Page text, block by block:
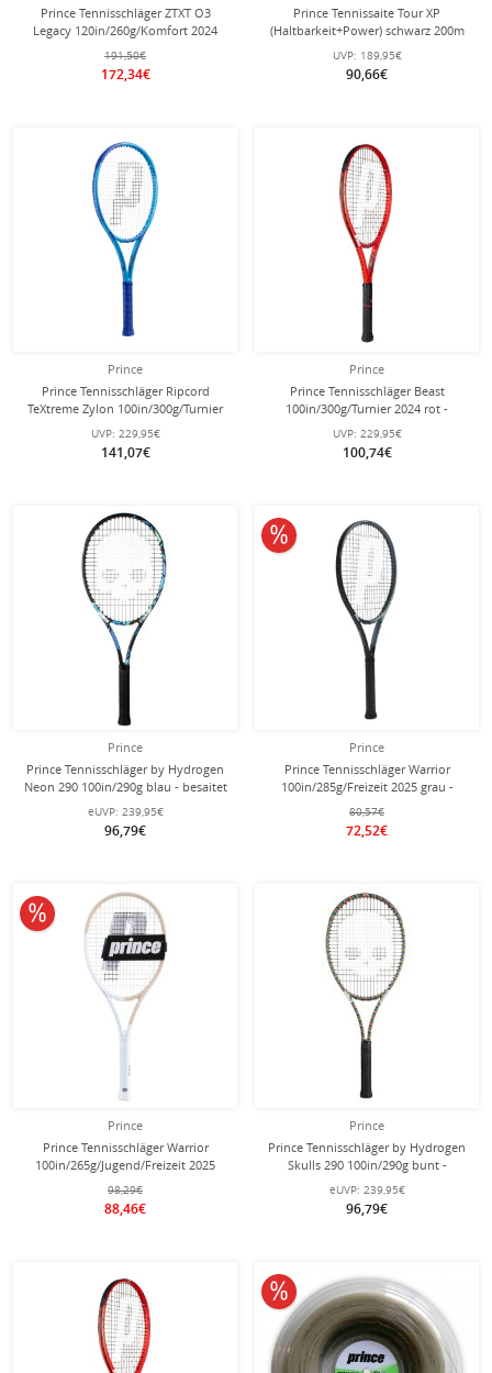
Prince Tennisschläger ZTXT O3
Legacy 120in/260g/Komfort 2024
191,50€
172,34€
Prince Tennissaite Tour XP
(Haltbarkeit+Power) schwarz 200m
UVP: 189,95€
90,66€
Prince
Prince Tennisschläger Ripcord
TeXtreme Zylon 100in/300g/Turnier
UVP: 229,95€
141,07€
Prince
Prince Tennisschläger Beast
100in/300g/Turnier 2024 rot -
UVP: 229,95€
100,74€
Prince
Prince Tennisschläger by Hydrogen
Neon 290 100in/290g blau - besaitet
eUVP: 239,95€
96,79€
Prince
Prince Tennisschläger Warrior
100in/285g/Freizeit 2025 grau -
80,57€
72,52€
10% reduziert
Prince
Prince Tennisschläger Warrior
100in/265g/Jugend/Freizeit 2025
98,29€
88,46€
10% reduziert
Prince
Prince Tennisschläger by Hydrogen
Skulls 290 100in/290g bunt -
eUVP: 239,95€
96,79€
10% reduziert